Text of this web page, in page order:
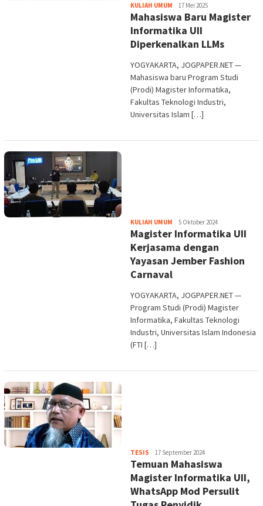
KULIAH UMUM Heri
Purwata
17 Mei 2025
Mahasiswa Baru Magister
Informatika UII
Diperkenalkan LLMs
YOGYAKARTA, JOGPAPER.NET —
Mahasiswa baru Program Studi
(Prodi) Magister Informatika,
Fakultas Teknologi Industri,
Universitas Islam […]
KULIAH UMUM Heri
Purwata
5 Oktober 2024
Magister Informatika UII
Kerjasama dengan
Yayasan Jember Fashion
Carnaval
YOGYAKARTA, JOGPAPER.NET —
Program Studi (Prodi) Magister
Informatika, Fakultas Teknologi
Industri, Universitas Islam Indonesia
(FTI […]
TESIS Heri
Purwata
17 September 2024
Temuan Mahasiswa
Magister Informatika UII,
WhatsApp Mod Persulit